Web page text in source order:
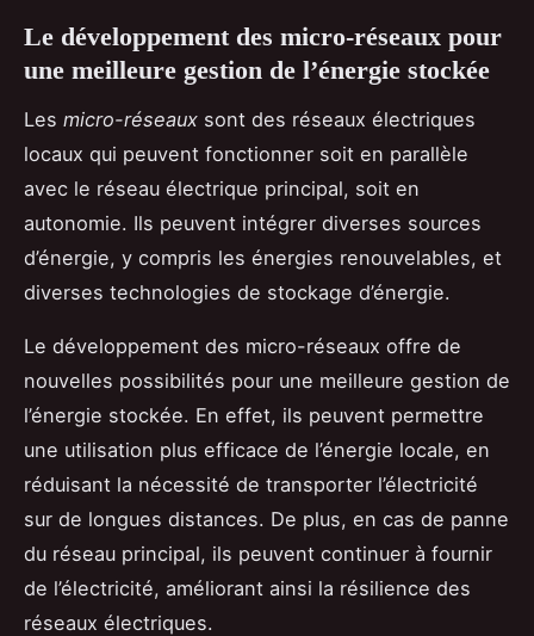
Le développement des micro-réseaux pour
une meilleure gestion de l’énergie stockée
Les micro-réseaux sont des réseaux électriques
locaux qui peuvent fonctionner soit en parallèle
avec le réseau électrique principal, soit en
autonomie. Ils peuvent intégrer diverses sources
d’énergie, y compris les énergies renouvelables, et
diverses technologies de stockage d’énergie.
Le développement des micro-réseaux offre de
nouvelles possibilités pour une meilleure gestion de
l’énergie stockée. En effet, ils peuvent permettre
une utilisation plus efficace de l’énergie locale, en
réduisant la nécessité de transporter l’électricité
sur de longues distances. De plus, en cas de panne
du réseau principal, ils peuvent continuer à fournir
de l’électricité, améliorant ainsi la résilience des
réseaux électriques.